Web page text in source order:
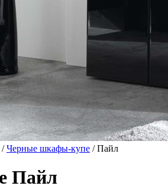
/Черные шкафы-купе / Пайл
Пайл